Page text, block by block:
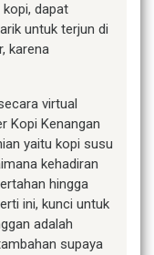
kopi, dapat
untuk terjun di
karena
virtual
Kopi Kenangan
yaitu kopi susu
kehadiran
hingga
ini, kunci untuk
adalah
supaya